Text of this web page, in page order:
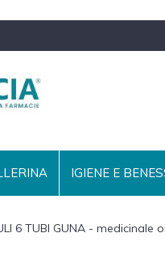
IGIENE E
6 TUBI GUNA - medicinale